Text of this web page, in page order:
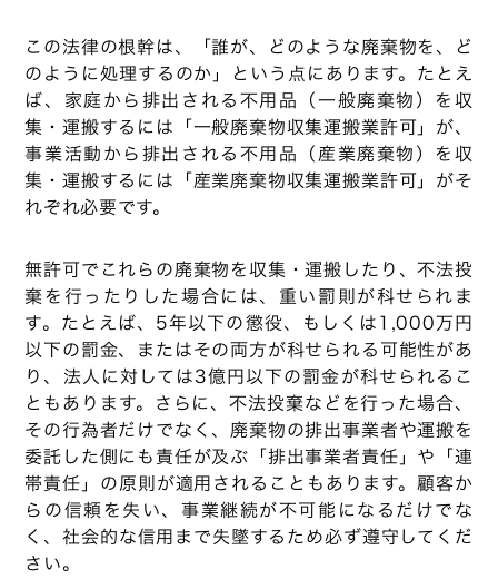
この法律の根幹は、「誰が、どのような廃棄物を、ど
のように処理するのか」という点にあります。たとえ
ば、家庭から排出される不用品（一般廃棄物）を収
集・運搬するには「一般廃棄物収集運搬業許可」が、
事業活動から排出される不用品（産業廃棄物）を収
集・運搬するには「産業廃棄物収集運搬業許可」がそ
れぞれ必要です。
無許可でこれらの廃棄物を収集・運搬したり、不法投
棄を行ったりした場合には、重い罰則が科せられま
す。たとえば、5年以下の懲役、もしくは1,000万円
以下の罰金、またはその両方が科せられる可能性があ
り、法人に対しては3億円以下の罰金が科せられるこ
ともあります。さらに、不法投棄などを行った場合、
その行為者だけでなく、廃棄物の排出事業者や運搬を
委託した側にも責任が及ぶ「排出事業者責任」や「連
帯責任」の原則が適用されることもあります。顧客か
らの信頼を失い、事業継続が不可能になるだけでな
く、社会的な信用まで失墜するため必ず遵守してくだ
さい。